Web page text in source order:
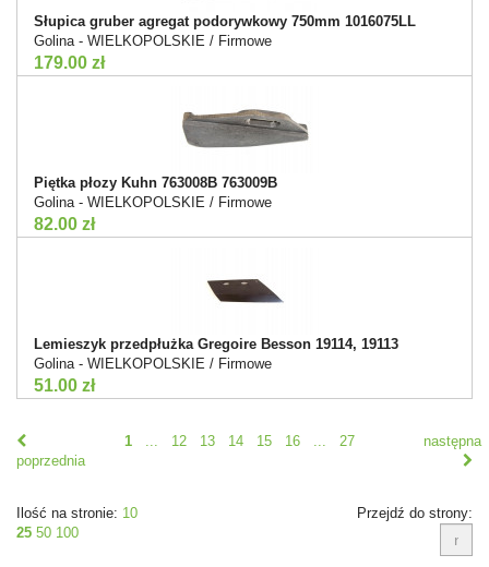
Słupica gruber agregat podorywkowy 750mm 1016075LL
Golina - WIELKOPOLSKIE / Firmowe
179.00 zł
Piętka płozy Kuhn 763008B 763009B
Golina - WIELKOPOLSKIE / Firmowe
82.00 zł
Lemieszyk przedpłużka Gregoire Besson 19114, 19113
Golina - WIELKOPOLSKIE / Firmowe
51.00 zł
poprzednia
1 12 13 14 15 16 27 następna
Ilość na stronie: 10
25 50 100
Przejdź do strony: